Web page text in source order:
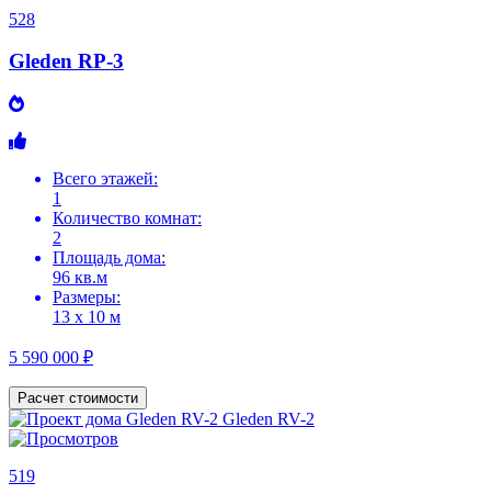
528
Gleden RP-3
Всего этажей:
1
Количество комнат:
2
Площадь дома:
96 кв.м
Размеры:
13 х 10 м
5 590 000 ₽
Расчет стоимости
519